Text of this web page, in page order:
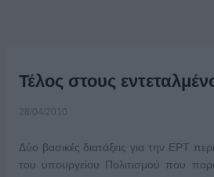
Τέλος στους
28/04/2010
Δύο βασικές διατάξεις για την ΕΡΤ
του υπουργείου Πολιτισμού που